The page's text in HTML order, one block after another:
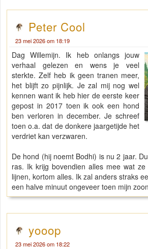
Peter Cool
23 mei 2026 om 18:19
Dag Willemijn. Ik heb onlangs jouw
verhaal gelezen en wens je veel
sterkte. Zelf heb ik geen tranen meer,
het blijft zo pijnlijk. Je zal mij nog wel
kennen want ik heb hier de eerste keer
gepost in 2017 toen ik ook een hond
ben verloren in december. Je schreef
toen o.a. dat de donkere jaargetijde het
verdriet kan verzwaren.
De hond (hij noemt Bodhi) is nu 2 jaar.
ras. Ik krijg bovendien alles mee wat
lijnen, kortom alles. Ik zal anders straks
een halve minuut ongeveer toen mijn
yooop
23 mei 2026 om 18:22